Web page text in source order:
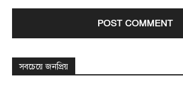
সবচেয়ে জনপ্রিয়